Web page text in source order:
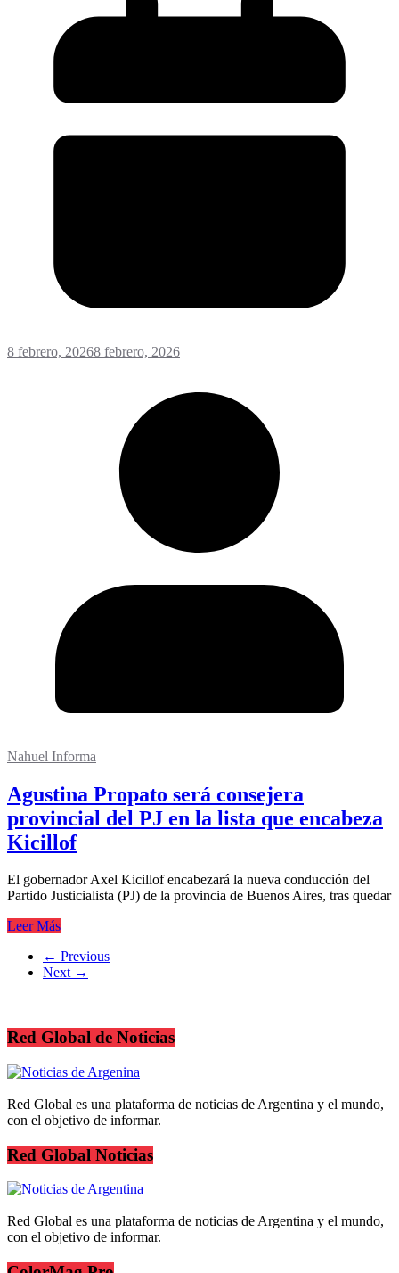
8 febrero, 20268 febrero, 2026
Nahuel Informa
Agustina Propato será consejera
provincial del PJ en la lista que encabeza
Kicillof
El gobernador Axel Kicillof encabezará la nueva conducción del
Partido Justicialista (PJ) de la provincia de Buenos Aires, tras quedar
Leer Más
← Previous
Next →
Red Global de Noticias
Red Global es una plataforma de noticias de Argentina y el mundo,
con el objetivo de informar.
Red Global Noticias
Red Global es una plataforma de noticias de Argentina y el mundo,
con el objetivo de informar.